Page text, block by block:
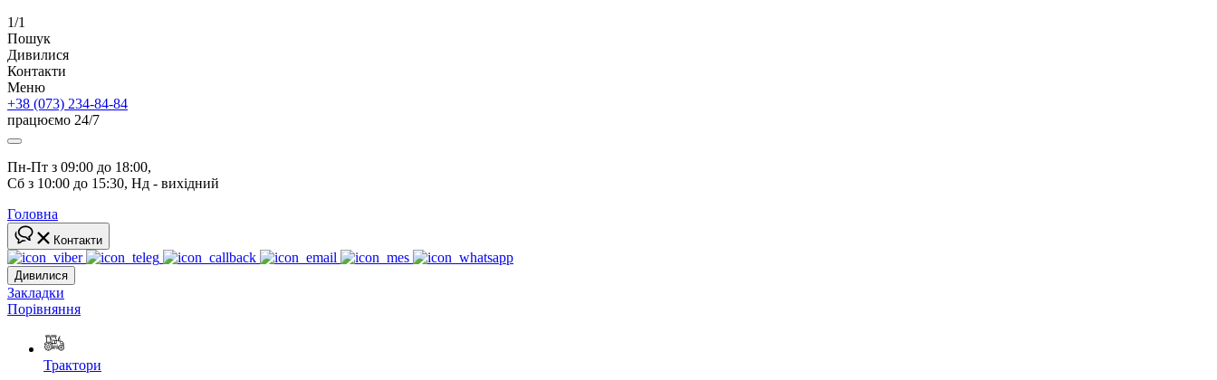
1/1
Пошук
Дивилися
Контакти
Меню
+38 (073) 234-84-84
працюємо 24/7
Пн-Пт з 09:00 до 18:00,
Сб з 10:00 до 15:30, Нд - вихідний
Головна
Контакти
Дивилися
Закладки
Порівняння
Трактори